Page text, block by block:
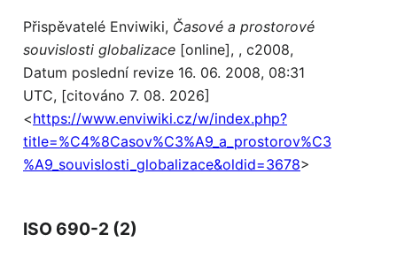
Přispěvatelé Enviwiki, Časové a prostorové
souvislosti globalizace [online], , c2008,
Datum poslední revize 16. 06. 2008, 08:31
UTC, [citováno 7. 08. 2026]
<https://www.enviwiki.cz/w/index.php?
title=%C4%8Casov%C3%A9_a_prostorov%C3
%A9_souvislosti_globalizace&oldid=3678>
ISO 690-2 (2)